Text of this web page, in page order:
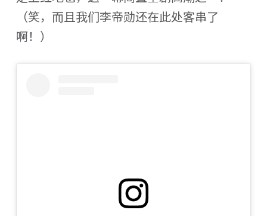
（笑，而且我们李帝勋还在此处客串了
啊！）